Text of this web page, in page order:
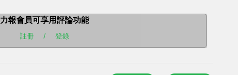
力報會員可享用評論功能
註冊 / 登錄